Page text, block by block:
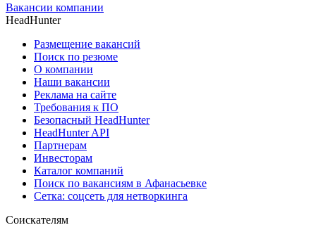
Вакансии компании
HeadHunter
Размещение вакансий
Поиск по резюме
О компании
Наши вакансии
Реклама на сайте
Требования к ПО
Безопасный HeadHunter
HeadHunter API
Партнерам
Инвесторам
Каталог компаний
Поиск по вакансиям в Афанасьевке
Сетка: соцсеть для нетворкинга
Соискателям